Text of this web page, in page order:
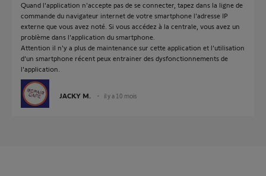
Quand l'application n'accepte pas de se connecter, tapez dans la ligne de
commande du navigateur internet de votre smartphone l'adresse IP
externe que vous avez noté. Si vous accédez à la centrale, vous avez un
problème dans l'application du smartphone.
Attention il n'y a plus de maintenance sur cette application et l'utilisation
d'un smartphone récent peux entrainer des dysfonctionnements de
l'application.
JACKY M. il y a 10 mois